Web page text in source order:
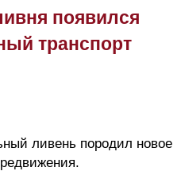
появился
транспорт
ливень породил новое